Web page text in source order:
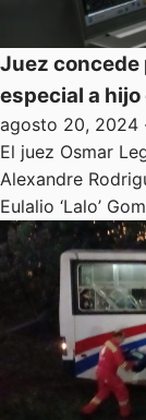
Juez
especial a
agosto 20, 2024
El juez Osmar
Alexandre
Eulalio ‘Lalo’